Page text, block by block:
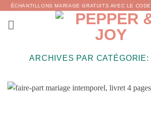
Passer
contenu
ÉCHANTILLONS MARIAGE GRATUITS AVEC LE CODE
ARCHIVES PAR CATÉGORIE: